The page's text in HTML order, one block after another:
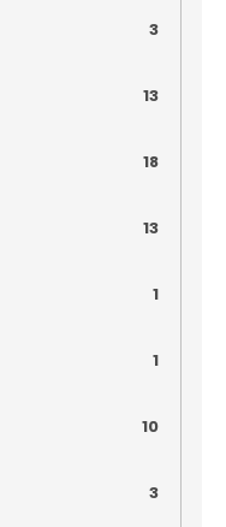
3
13
18
13
1
1
10
3